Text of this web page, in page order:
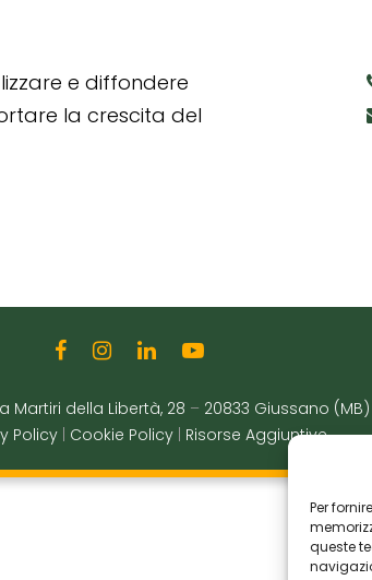
Per
queste
e diffondere
la crescita del
Martiri della Libertà, 28 – 20833 Giussano (MB)
Policy
Cookie Policy Risorse Aggiuntive